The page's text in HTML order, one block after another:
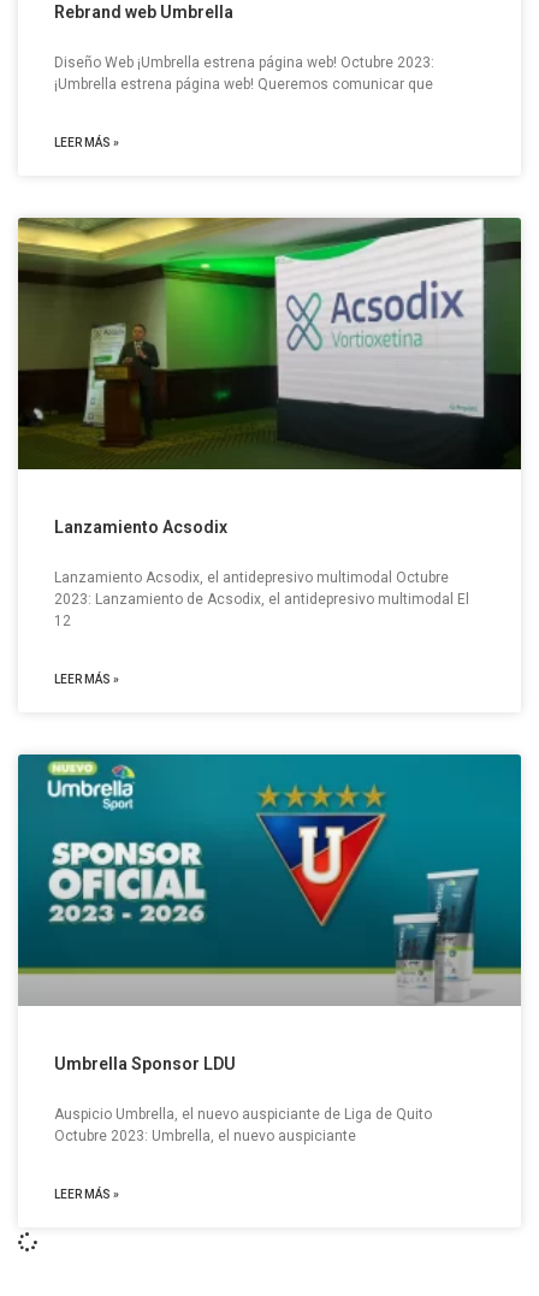
Rebrand web Umbrella
Diseño Web ¡Umbrella estrena página web! Octubre 2023:
¡Umbrella estrena página web! Queremos comunicar que
LEER MÁS »
Lanzamiento Acsodix
Lanzamiento Acsodix, el antidepresivo multimodal Octubre
2023: Lanzamiento de Acsodix, el antidepresivo multimodal El
12
LEER MÁS »
Umbrella Sponsor LDU
Auspicio Umbrella, el nuevo auspiciante de Liga de Quito
Octubre 2023: Umbrella, el nuevo auspiciante
LEER MÁS »